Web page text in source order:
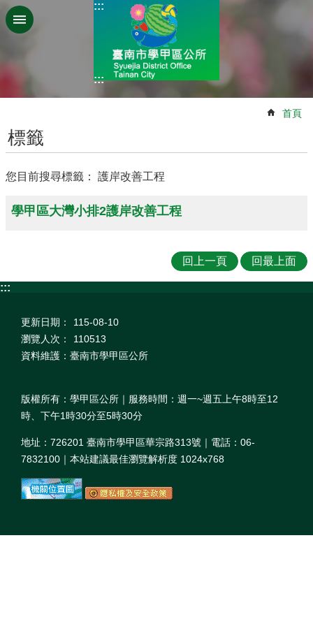
跳到主要內容區塊
:::
:::
首頁
標籤
您目前搜尋標籤： 護岸改善工程
學甲區大灣小排2護岸改善工程
回上一頁 回最上面
:::
更新日期：
115-08-10
瀏覽人次：
110513
資料維護：臺南市學甲區公所
版權所有：學甲區公所｜服務時間：週一~週五上午8時至12
時、下午1時30分至5時30分
地址：726201 臺南市學甲區華宗路313號｜電話：06-
7832100｜本站建議最佳瀏覽解析度 1024x768